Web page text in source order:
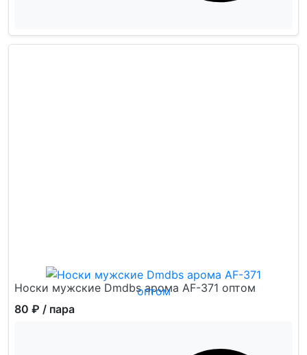
Носки мужские Dmdbs арома AF-371 оптом
80 ₽ / пара